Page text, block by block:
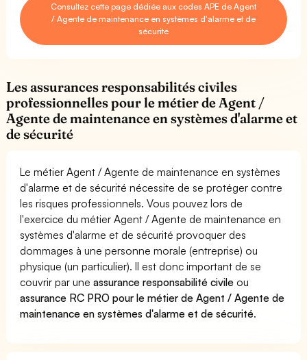
Consultez cette page dédiée aux codes APE de Agent
/ Agente de maintenance en systèmes d'alarme et de
sécurité
Les assurances responsabilités civiles
professionnelles pour le métier de Agent /
Agente de maintenance en systèmes d'alarme et
de sécurité
Le métier Agent / Agente de maintenance en systèmes
d'alarme et de sécurité nécessite de se protéger contre
les risques professionnels. Vous pouvez lors de
l'exercice du métier Agent / Agente de maintenance en
systèmes d'alarme et de sécurité provoquer des
dommages à une personne morale (entreprise) ou
physique (un particulier). Il est donc important de se
couvrir par uneassurance responsabilité civile ou
assurance RC PRO pour le métier de Agent / Agente de
maintenance en systèmes d'alarme et de sécurité.